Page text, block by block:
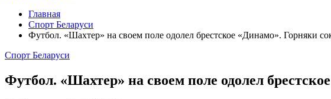
Главная
Спорт Беларуси
Футбол. «Шахтер» на своем поле одолел брестское «Динамо». Горняки
Спорт Беларуси
Футбол. «Шахтер» на своем поле одолел